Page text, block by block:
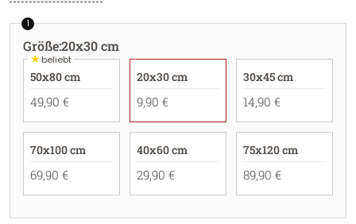
1
Größe:20x30 cm
★beliebt
50x80 cm
49,90 €
20x30 cm
9,90 €
30x45 cm
14,90 €
70x100 cm
69,90 €
40x60 cm
29,90 €
75x120 cm
89,90 €